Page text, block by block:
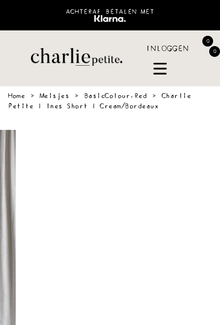
ACHTERAF BETALEN MET
INLOGGEN
0
0
Home › Meisjes › BasicColour:Red › Charlie
Petite | Ines Short | Cream/Bordeaux